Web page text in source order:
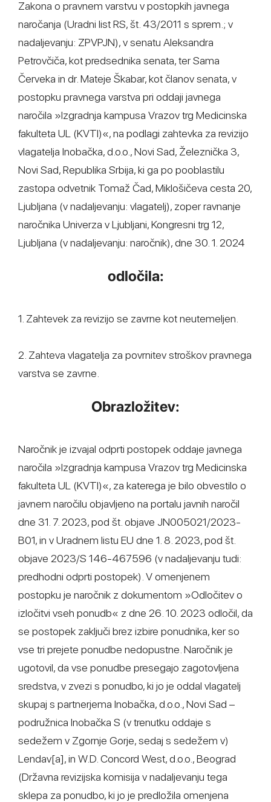
Zakona o pravnem varstvu v postopkih javnega
naročanja (Uradni list RS, št. 43/2011 s sprem.; v
nadaljevanju: ZPVPJN), v senatu Aleksandra
Petrovčiča, kot predsednika senata, ter Sama
Červeka in dr. Mateje Škabar, kot članov senata, v
postopku pravnega varstva pri oddaji javnega
naročila »Izgradnja kampusa Vrazov trg Medicinska
fakulteta UL (KVTI)«, na podlagi zahtevka za revizijo
vlagatelja Inobačka, d.o.o., Novi Sad, Železnička 3,
Novi Sad, Republika Srbija, ki ga po pooblastilu
zastopa odvetnik Tomaž Čad, Miklošičeva cesta 20,
Ljubljana (v nadaljevanju: vlagatelj), zoper ravnanje
naročnika Univerza v Ljubljani, Kongresni trg 12,
Ljubljana (v nadaljevanju: naročnik), dne 30. 1. 2024
odločila:
1. Zahtevek za revizijo se zavrne kot neutemeljen.
2. Zahteva vlagatelja za povrnitev stroškov pravnega
varstva se zavrne.
Obrazložitev:
Naročnik je izvajal odprti postopek oddaje javnega
naročila »Izgradnja kampusa Vrazov trg Medicinska
fakulteta UL (KVTI)«, za katerega je bilo obvestilo o
javnem naročilu objavljeno na portalu javnih naročil
dne 31. 7. 2023, pod št. objave JN005021/2023-
B01, in v Uradnem listu EU dne 1. 8. 2023, pod št.
objave 2023/S 146-467596 (v nadaljevanju tudi:
predhodni odprti postopek). V omenjenem
postopku je naročnik z dokumentom »Odločitev o
izločitvi vseh ponudb« z dne 26. 10. 2023 odločil, da
se postopek zaključi brez izbire ponudnika, ker so
vse tri prejete ponudbe nedopustne. Naročnik je
ugotovil, da vse ponudbe presegajo zagotovljena
sredstva, v zvezi s ponudbo, ki jo je oddal vlagatelj
skupaj s partnerjema Inobačka, d.o.o., Novi Sad –
podružnica Inobačka S (v trenutku oddaje s
sedežem v Zgornje Gorje, sedaj s sedežem v)
Lendav[a], in W.D. Concord West, d.o.o., Beograd
(Državna revizijska komisija v nadaljevanju tega
sklepa za ponudbo, ki jo je predložila omenjena